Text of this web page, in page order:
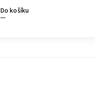
Do košíku